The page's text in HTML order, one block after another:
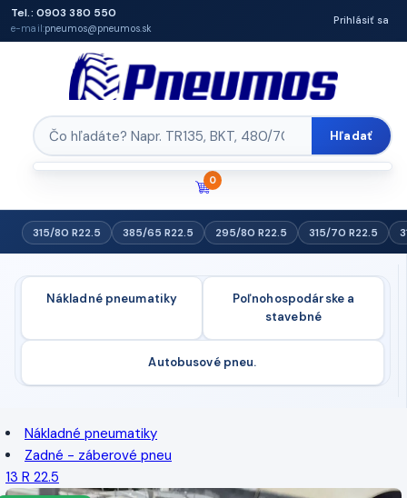
Tel.: 0903 380 550
e-mail:pneumos@pneumos.sk
Prihlásiť sa
Hľadať
0
315/80 R22.5 385/65 R22.5 295/80 R22.5 315/70 R22.5
Nákladné pneumatiky
Poľnohospodárske a
stavebné
Autobusové pneu.
Nákladné pneumatiky
Zadné - záberové pneu
13 R 22.5